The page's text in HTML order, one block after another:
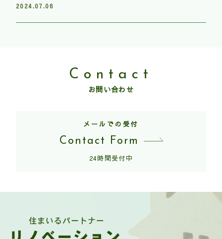
2024.07.06
Contact
お問い合わせ
メールでの受付
Contact Form
24時間受付中